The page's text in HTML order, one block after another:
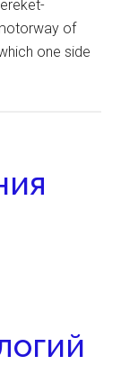
of
one side